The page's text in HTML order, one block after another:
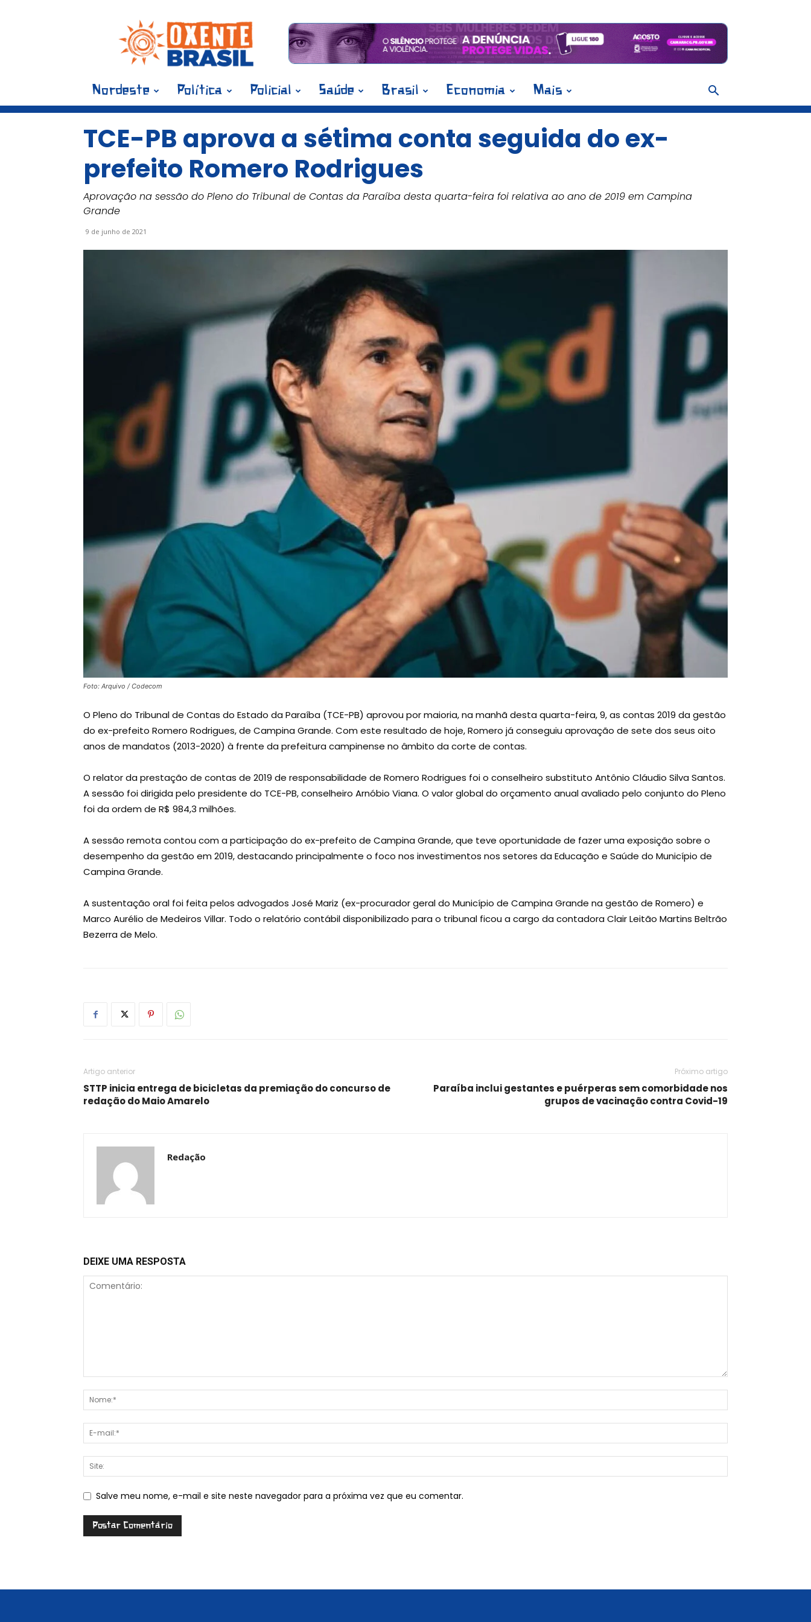
Blog
Oxente
Brasil
Nordeste Política Policial Saúde Brasil Economia Mais
TCE-PB aprova a sétima conta seguida do ex-
prefeito Romero Rodrigues
Aprovação na sessão do Pleno do Tribunal de Contas da Paraíba desta quarta-feira foi relativa ao ano de 2019 em Campina
Grande
9 de junho de 2021
Foto: Arquivo / Codecom
O Pleno do Tribunal de Contas do Estado da Paraíba (TCE-PB) aprovou por maioria, na manhã desta quarta-feira, 9, as contas 2019 da gestão
do ex-prefeito Romero Rodrigues, de Campina Grande. Com este resultado de hoje, Romero já conseguiu aprovação de sete dos seus oito
anos de mandatos (2013-2020) à frente da prefeitura campinense no âmbito da corte de contas.
O relator da prestação de contas de 2019 de responsabilidade de Romero Rodrigues foi o conselheiro substituto Antônio Cláudio Silva Santos.
A sessão foi dirigida pelo presidente do TCE-PB, conselheiro Arnóbio Viana. O valor global do orçamento anual avaliado pelo conjunto do Pleno
foi da ordem de R$ 984,3 milhões.
A sessão remota contou com a participação do ex-prefeito de Campina Grande, que teve oportunidade de fazer uma exposição sobre o
desempenho da gestão em 2019, destacando principalmente o foco nos investimentos nos setores da Educação e Saúde do Município de
Campina Grande.
A sustentação oral foi feita pelos advogados José Mariz (ex-procurador geral do Município de Campina Grande na gestão de Romero) e
Marco Aurélio de Medeiros Villar. Todo o relatório contábil disponibilizado para o tribunal ficou a cargo da contadora Clair Leitão Martins Beltrão
Bezerra de Melo.
Artigo anterior
STTP inicia entrega de bicicletas da premiação do concurso de
redação do Maio Amarelo
Próximo artigo
Paraíba inclui gestantes e puérperas sem comorbidade nos
grupos de vacinação contra Covid-19
Redação
DEIXE UMA RESPOSTA
Salve meu nome, e-mail e site neste navegador para a próxima vez que eu comentar.